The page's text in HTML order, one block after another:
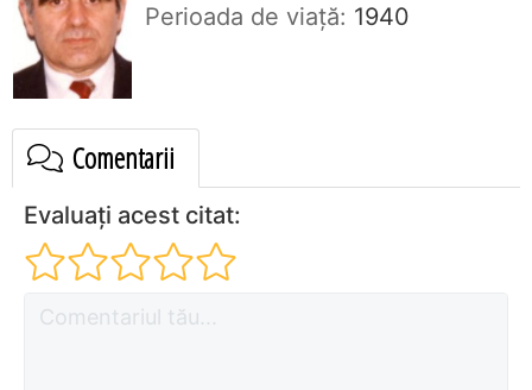
Perioada de viaţă: 1940
Comentarii
Evaluați acest citat: